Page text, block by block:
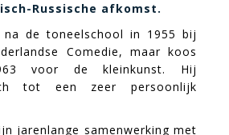
Russische afkomst.
na de toneelschool in 1955 bij
Comedie, maar koos
voor de kleinkunst. Hij
tot een zeer persoonlijk
jarenlange samenwerking met